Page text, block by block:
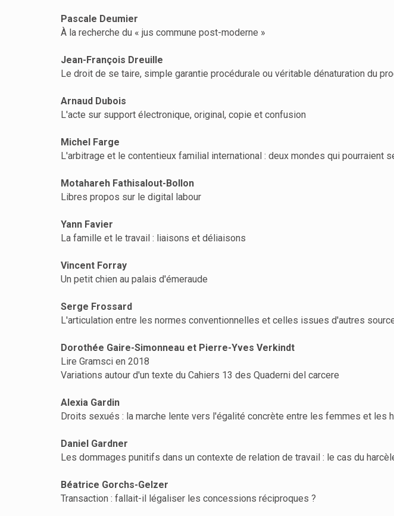
Pascale Deumier
À la recherche du « jus commune post-moderne »
Jean-François Dreuille
Le droit de se taire, simple garantie procédurale ou véritable dénaturation du
Arnaud Dubois
L'acte sur support électronique, original, copie et confusion
Michel Farge
L'arbitrage et le contentieux familial international : deux mondes qui pourraient
Motahareh Fathisalout-Bollon
Libres propos sur le digital labour
Yann Favier
La famille et le travail : liaisons et déliaisons
Vincent Forray
Un petit chien au palais d'émeraude
Serge Frossard
L'articulation entre les normes conventionnelles et celles issues d'autres
Dorothée Gaire-Simonneau et Pierre-Yves Verkindt
Lire Gramsci en 2018
Variations autour d'un texte du Cahiers 13 des Quaderni del carcere
Alexia Gardin
Droits sexués : la marche lente vers l'égalité concrète entre les femmes et les
Daniel Gardner
Les dommages punitifs dans un contexte de relation de travail : le cas du
Béatrice Gorchs-Gelzer
Transaction : fallait-il légaliser les concessions réciproques ?